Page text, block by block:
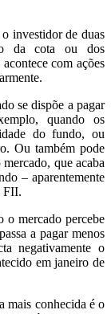
investidor de duas
da cota ou dos
com ações
se dispõe a pagar
quando os
do fundo, ou
Ou também pode
que acaba
– aparentemente
FII.
o mercado percebe
a pagar menos
negativamente o
em janeiro de
mais conhecida é o